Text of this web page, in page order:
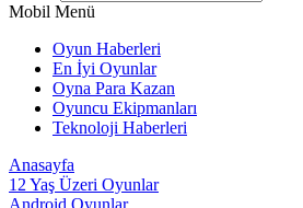
Mobil Menü
Oyun Haberleri
En İyi Oyunlar
Oyna Para Kazan
Oyuncu Ekipmanları
Teknoloji Haberleri
Anasayfa
12 Yaş Üzeri Oyunlar
Android Oyunlar